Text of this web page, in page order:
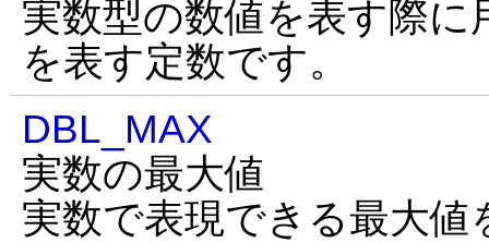
実数型の数値を表す際に
を表す定数です。
DBL_MAX
実数の最大値
実数で表現できる最大値